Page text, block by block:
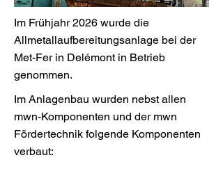
Im Frühjahr 2026 wurde die
Allmetallaufbereitungsanlage bei der
Met-Fer in Delémont in Betrieb
genommen.
Im Anlagenbau wurden nebst allen
mwn-Komponenten und der mwn
Fördertechnik folgende Komponenten
verbaut: